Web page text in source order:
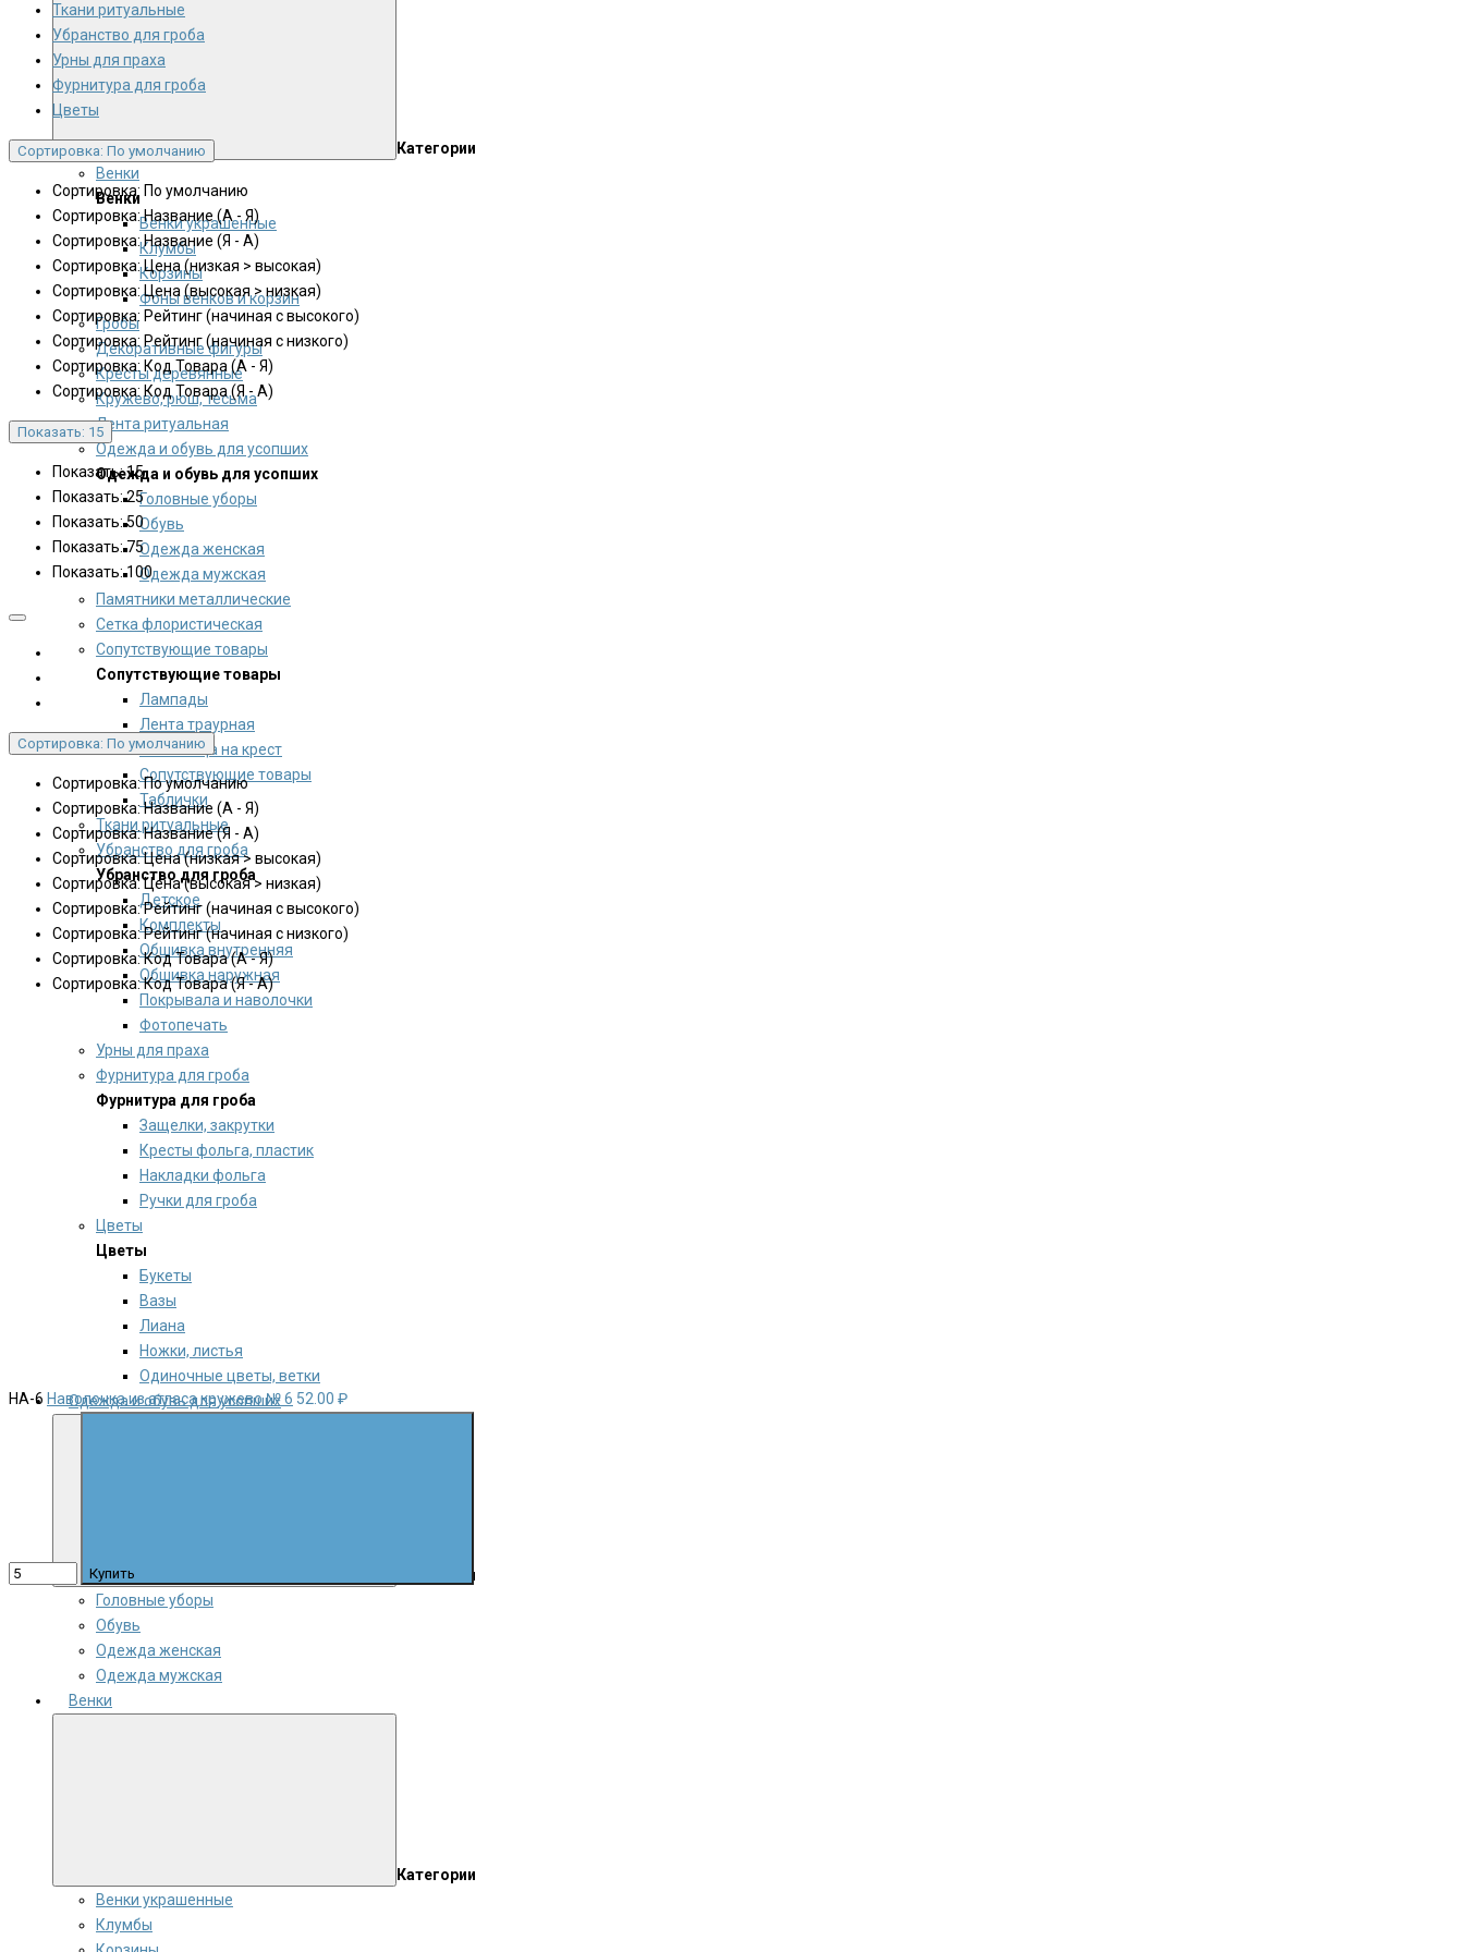
Категории
Венки
Венки
Венки украшенные
Клумбы
Корзины
Фоны венков и корзин
Гробы
Декоративные фигуры
Кресты деревянные
Кружево, рюш, тесьма
Лента ритуальная
Одежда и обувь для усопших
Одежда и обувь для усопших
Головные уборы
Обувь
Одежда женская
Одежда мужская
Памятники металлические
Сетка флористическая
Сопутствующие товары
Сопутствующие товары
Лампады
Лента траурная
Полотенца на крест
Сопутствующие товары
Таблички
Ткани ритуальные
Убранство для гроба
Убранство для гроба
Детское
Комплекты
Обшивка внутренняя
Обшивка наружная
Покрывала и наволочки
Фотопечать
Урны для праха
Фурнитура для гроба
Фурнитура для гроба
Защелки, закрутки
Кресты фольга, пластик
Накладки фольга
Ручки для гроба
Цветы
Цветы
Букеты
Вазы
Лиана
Ножки, листья
Одиночные цветы, ветки
Одежда и обувь для усопших
Категории
Головные уборы
Обувь
Одежда женская
Одежда мужская
Венки
Категории
Венки украшенные
Клумбы
Ткани ритуальные
Убранство для гроба
Урны для праха
Фурнитура для гроба
Цветы
Сортировка: По умолчанию
Сортировка: По умолчанию
Сортировка: Название (А - Я)
Сортировка: Название (Я - А)
Сортировка: Цена (низкая > высокая)
Сортировка: Цена (высокая > низкая)
Сортировка: Рейтинг (начиная с высокого)
Сортировка: Рейтинг (начиная с низкого)
Сортировка: Код Товара (А - Я)
Сортировка: Код Товара (Я - А)
Показать: 15
Показать: 15
Показать: 25
Показать: 50
Показать: 75
Показать: 100
Сортировка: По умолчанию
Сортировка: По умолчанию
Сортировка: Название (А - Я)
Сортировка: Название (Я - А)
Сортировка: Цена (низкая > высокая)
Сортировка: Цена (высокая > низкая)
Сортировка: Рейтинг (начиная с высокого)
Сортировка: Рейтинг (начиная с низкого)
Сортировка: Код Товара (А - Я)
Сортировка: Код Товара (Я - А)
НА-6 Наволочка из атласа кружево № 6 52.00 ₽
Купить